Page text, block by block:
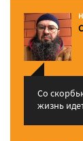
Со
жизнь